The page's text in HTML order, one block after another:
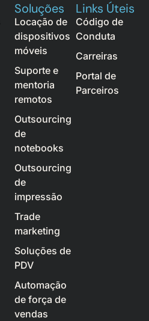
Soluções
Locação de
dispositivos
móveis
Suporte e
mentoria
remotos
Outsourcing
de
notebooks
Outsourcing
de
impressão
Trade
marketing
Soluções de
PDV
Automação
de força de
vendas
Links Úteis
Código de
Conduta
Carreiras
Portal de
Parceiros